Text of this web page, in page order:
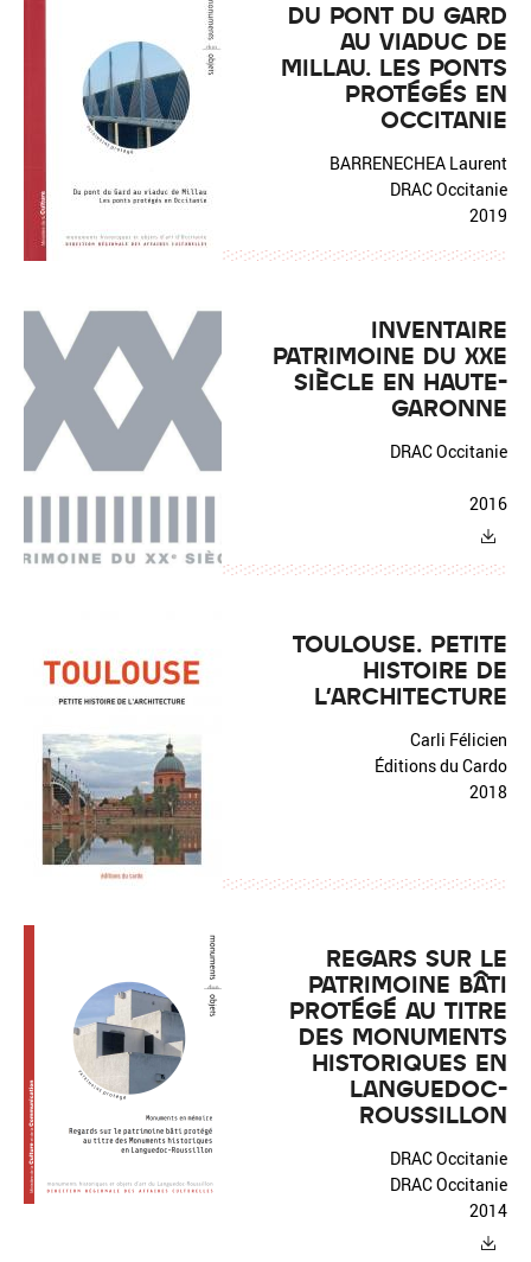
DU PONT DU GARD
AU VIADUC DE
MILLAU. LES PONTS
PROTÉGÉS EN
OCCITANIE
BARRENECHEA Laurent
DRAC Occitanie
2019
INVENTAIRE
PATRIMOINE DU XXE
SIÈCLE EN HAUTE-
GARONNE
DRAC Occitanie
2016
TOULOUSE. PETITE
HISTOIRE DE
L'ARCHITECTURE
Carli Félicien
Éditions du Cardo
2018
REGARS SUR LE
PATRIMOINE BÂTI
PROTÉGÉ AU TITRE
DES MONUMENTS
HISTORIQUES EN
LANGUEDOC-
ROUSSILLON
DRAC Occitanie
DRAC Occitanie
2014